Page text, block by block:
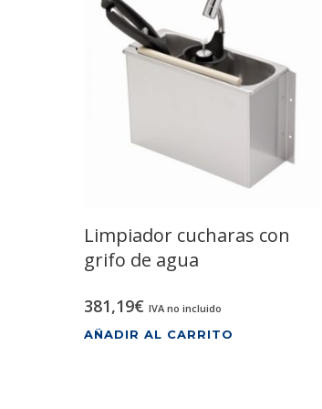
Limpiador cucharas con
grifo de agua
381,19€ IVA no incluido
AÑADIR AL CARRITO